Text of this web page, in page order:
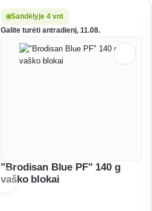
Sandėlyje 4 vnt
Galite turėti antradienį, 11.08.
"Brodisan Blue PF" 140 g
vaško blokai